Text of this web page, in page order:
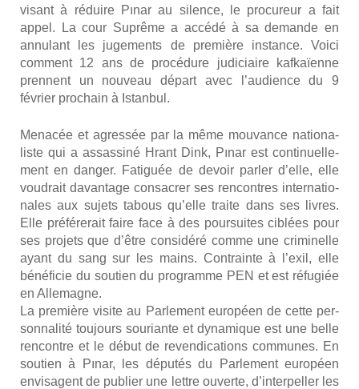
visant à réduire Pınar au silence, le pro­cu­reur a fait
appel. La cour Suprême a accé­dé à sa demande en
annu­lant les juge­ments de pre­mière ins­tance. Voi­ci
com­ment 12 ans de pro­cé­dure judi­ciaire kaf­kaïenne
prennent un nou­veau départ avec l’audience du 9
février pro­chain à Istan­bul.
Mena­cée et agres­sée par la même mou­vance natio­na­
liste qui a assas­si­né Hrant Dink, Pınar est conti­nuel­le­
ment en dan­ger. Fati­guée de devoir par­ler d’elle, elle
vou­drait davan­tage consa­crer ses ren­contres inter­na­tio­
nales aux sujets tabous qu’elle traite dans ses livres.
Elle pré­fé­re­rait faire face à des pour­suites ciblées pour
ses pro­jets que d’être consi­dé­ré comme une cri­mi­nelle
ayant du sang sur les mains. Contrainte à l’exil, elle
béné­fi­cie du sou­tien du pro­gramme PEN et est réfu­giée
en Alle­magne.
La pre­mière visite au Par­le­ment euro­péen de cette per­
son­na­li­té tou­jours sou­riante et dyna­mique est une belle
ren­contre et le début de reven­di­ca­tions com­munes. En
sou­tien à Pınar, les dépu­tés du Par­le­ment euro­péen
envi­sagent de publier une lettre ouverte, d’interpeller les